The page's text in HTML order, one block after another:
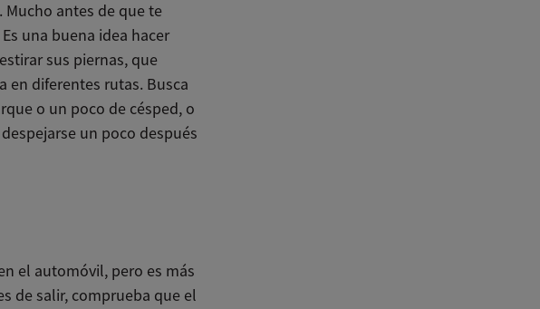
Mucho antes de que te
una buena idea hacer
sus piernas, que
en diferentes rutas. Busca
o un poco de césped, o
un poco después
el automóvil, pero es más
de salir, comprueba que el